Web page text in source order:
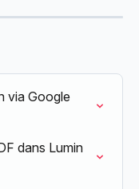
via Google
dans Lumin